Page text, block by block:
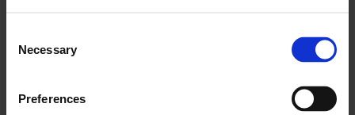
Selection
Necessary
Preferences
sous une cloche ou dans un garde-manger fermé.
Utilisez des bocaux hermétiques pour les produits
Inspectez régulièrement vos réserves pour écarter